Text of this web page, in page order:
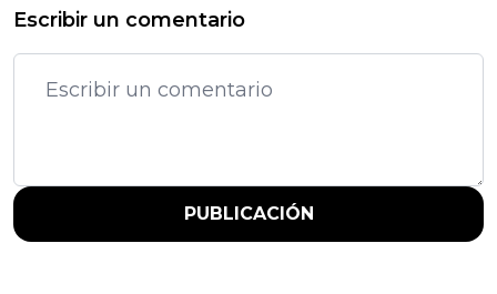
Escribir un comentario
PUBLICACIÓN